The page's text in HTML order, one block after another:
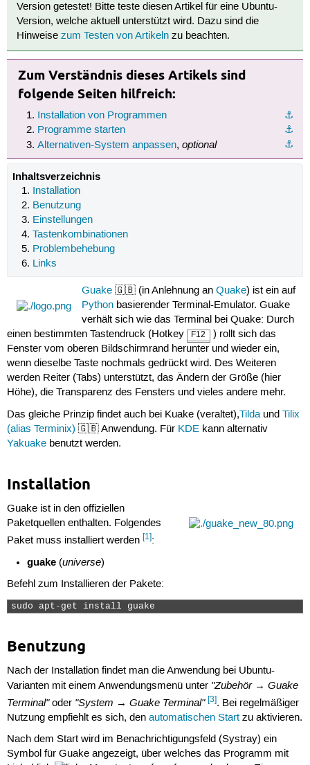
Version getestet! Bitte teste diesen Artikel für eine Ubuntu-
Version, welche aktuell unterstützt wird. Dazu sind die
Hinweisezum Testen von Artikeln zu beachten.
Zum Verständnis dieses Artikels sind
folgende Seiten hilfreich:
⚓︎
Installation von Programmen
⚓︎
Programme starten
⚓︎
Alternativen-System anpassen, optional
Inhaltsverzeichnis
Installation
Benutzung
Einstellungen
Tastenkombinationen
Problembehebung
Links
Guake 🇬🇧 (in Anlehnung anQuake) ist ein auf
Python basierender Terminal-Emulator. Guake
verhält sich wie das Terminal bei Quake: Durch
einen bestimmten Tastendruck (Hotkey
F12
) rollt sich das
Fenster vom oberen Bildschirmrand herunter und wieder ein,
wenn dieselbe Taste nochmals gedrückt wird. Des Weiteren
werden Reiter (Tabs) unterstützt, das Ändern der Größe (hier
Höhe), die Transparenz des Fensters und vieles andere mehr.
Das gleiche Prinzip findet auch bei Kuake (veraltet),Tildaund Tilix
(alias Terminix) 🇬🇧 Anwendung. Für KDEkann alternativ
Yakuakebenutzt werden.
Installation
Guake ist in den offiziellen
Paketquellen enthalten. Folgendes
Paket muss installiert werden [1]:
guake (universe)
Befehl zum Installieren der Pakete:
sudo apt-get install guake
Benutzung
Nach der Installation findet man die Anwendung bei Ubuntu-
Varianten mit einem Anwendungsmenü unter "Zubehör → Guake
Terminal"oder "System → Guake Terminal" [3]. Bei regelmäßiger
Nutzung empfiehlt es sich, den automatischen Startzu aktivieren.
Nach dem Start wird im Benachrichtigungsfeld (Systray) ein
Symbol für Guake angezeigt, über welches das Programm mit